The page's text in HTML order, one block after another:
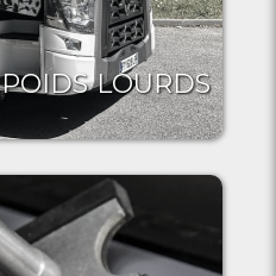
POIDS LOURDS